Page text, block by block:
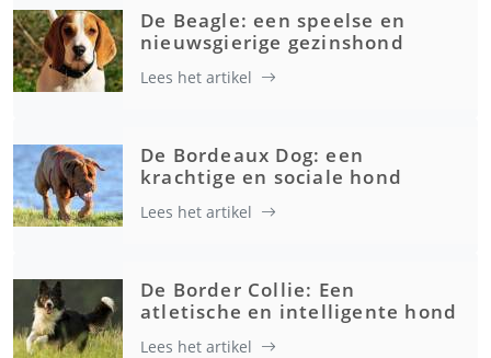
De Beagle: een speelse en
nieuwsgierige gezinshond
Lees het artikel
De Bordeaux Dog: een
krachtige en sociale hond
Lees het artikel
De Border Collie: Een
atletische en intelligente hond
Lees het artikel